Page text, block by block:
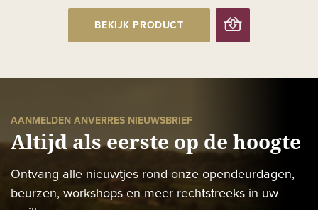
BEKIJK PRODUCT
AANMELDEN ANVERRES NIEUWSBRIEF
Altijd als eerste op de hoogte
Ontvang alle nieuwtjes rond onze opendeurdagen,
beurzen, workshops en meer rechtstreeks in uw